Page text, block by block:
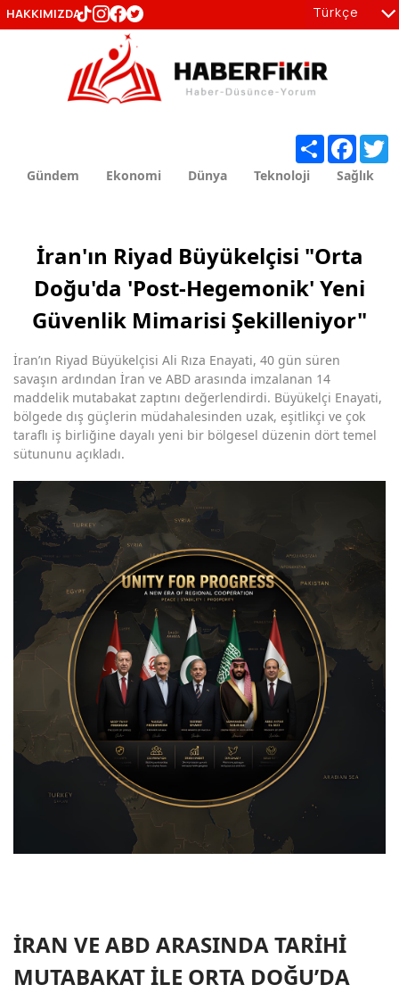
Gündem Ekonomi Dünya Teknoloji Sağlık
İran'ın Riyad Büyükelçisi "Orta
Doğu'da 'Post-Hegemonik' Yeni
Güvenlik Mimarisi Şekilleniyor"
İran’ın Riyad Büyükelçisi Ali Rıza Enayati, 40 gün süren
savaşın ardından İran ve ABD arasında imzalanan 14
maddelik mutabakat zaptını değerlendirdi. Büyükelçi Enayati,
bölgede dış güçlerin müdahalesinden uzak, eşitlikçi ve çok
taraflı iş birliğine dayalı yeni bir bölgesel düzenin dört temel
sütununu açıkladı.
İRAN VE ABD ARASINDA TARİHİ
MUTABAKAT İLE ORTA DOĞU’DA
Share
Türkçe
en
HAKKIMIZDA